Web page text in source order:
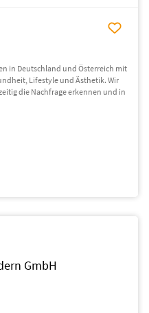
in Deutschland und Österreich mit
Lifestyle und Ästhetik. Wir
die Nachfrage erkennen und in
GmbH